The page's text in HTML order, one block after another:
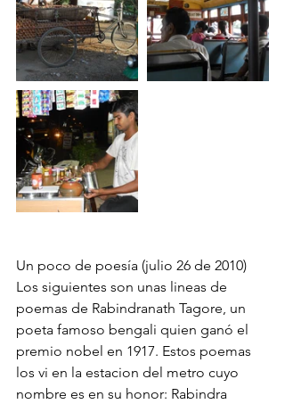
Un poco de poesía (julio 26 de 2010)
Los siguientes son unas lineas de
poemas de Rabindranath Tagore, un
poeta famoso bengali quien ganó el
premio nobel en 1917. Estos poemas
los vi en la estacion del metro cuyo
nombre es en su honor: Rabindra